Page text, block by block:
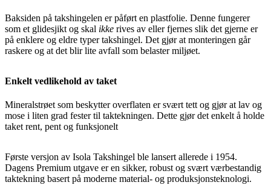
Baksiden på takshingelen er påført en plastfolie. Denne fungerer
som et glidesjikt og skal ikke rives av eller fjernes slik det gjerne er
på enklere og eldre typer takshingel. Det gjør at monteringen går
raskere og at det blir lite avfall som belaster miljøet.
Enkelt vedlikehold av taket
Mineralstrøet som beskytter overflaten er svært tett og gjør at lav og
mose i liten grad fester til taktekningen. Dette gjør det enkelt å holde
taket rent, pent og funksjonelt
Første versjon av Isola Takshingel ble lansert allerede i 1954.
Dagens Premium utgave er en sikker, robust og svært værbestandig
taktekning basert på moderne material- og produksjonsteknologi.